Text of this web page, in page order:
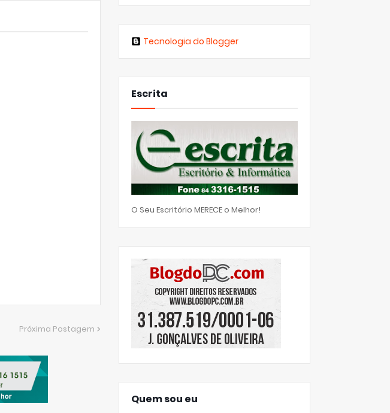
Próxima Postagem
Tecnologia do Blogger
Escrita
O Seu Escritório MERECE o Melhor!
Quem sou eu